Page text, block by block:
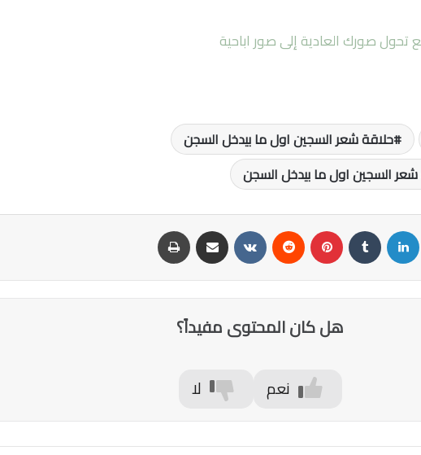
تحول صورك العادية إلى صور اباحية
حلاقة شعر السجين اول ما بيدخل السجن
شعر السجين اول ما بيدخل السجن
هل كان المحتوى مفيداً؟
نعم لا